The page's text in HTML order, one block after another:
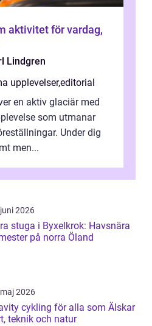
aktivitet för vardag,
Lindgren
upplevelser,editorial
en aktiv glaciär med
som utmanar
Under dig
men...
2026
stuga i Byxelkrok: Havsnära
på norra Öland
2026
cykling för alla som Älskar
teknik och natur